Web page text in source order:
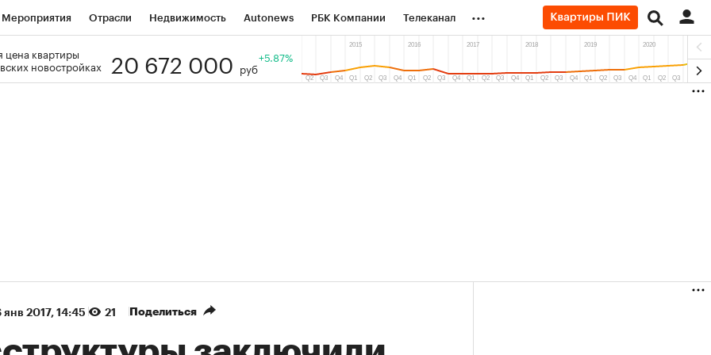
Мероприятия Отрасли Недвижимость Autonews РБК Компании Телеканал
РБК Образование Тренды
...
цена квартиры
новостройках
20 672 000 руб
+5.87%
янв 2017, 14:45 21 Поделиться